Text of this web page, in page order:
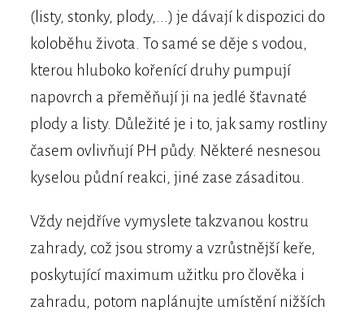
(listy, stonky, plody,...) je dávají k dispozici do
koloběhu života. To samé se děje s vodou,
kterou hluboko kořenící druhy pumpují
napovrch a přeměňují ji na jedlé šťavnaté
plody a listy. Důležité je i to, jak samy rostliny
časem ovlivňují PH půdy. Některé nesnesou
kyselou půdní reakci, jiné zase zásaditou.
Vždy nejdříve vymyslete takzvanou kostru
zahrady, což jsou stromy a vzrůstnější keře,
poskytující maximum užitku pro člověka i
zahradu, potom naplánujte umístění nižších